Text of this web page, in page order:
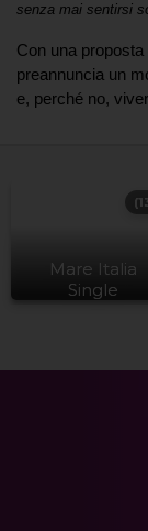
senza mai sentirsi
Con una
preannuncia un
e, perché no,
Mare Italia
Single